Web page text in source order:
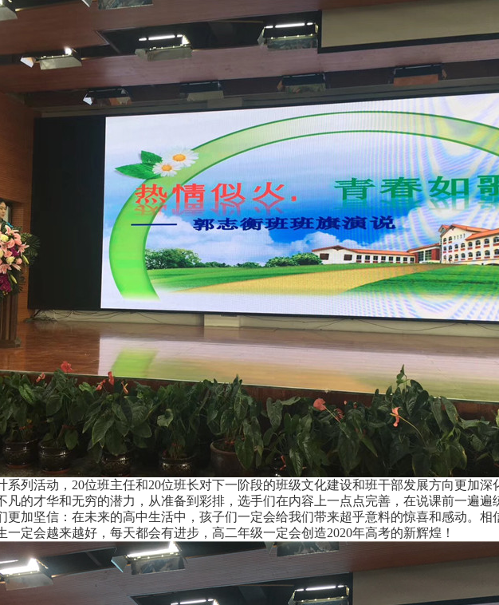
系列活动，20位班主任和20位班长对下一阶段的班级文化建设和班干部发展方向更加深
凡的才华和无穷的潜力，从准备到彩排，选手们在内容上一点点完善，在说课前一遍遍
更加坚信：在未来的高中生活中，孩子们一定会给我们带来超乎意料的惊喜和感动。相
一定会越来越好，每天都会有进步，高二年级一定会创造2020年高考的新辉煌！